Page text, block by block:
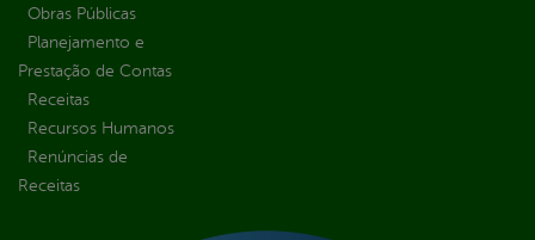
Obras Públicas
Planejamento e
Prestação de Contas
Receitas
Recursos Humanos
Renúncias de
Receitas